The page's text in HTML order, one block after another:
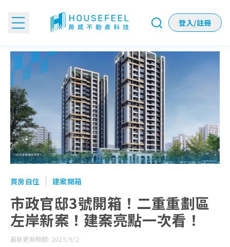
登入/註冊
市政官邸3號開箱！二重重劃區左岸新案！建案亮點一次看！
買房自住 建案開箱
市政官邸3號開箱！二重重劃區
左岸新案！建案亮點一次看！
最新更新時間: 2025/9/2